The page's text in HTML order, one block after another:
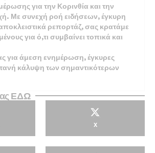
για την Κορινθία και την
Με συνεχή ροή ειδήσεων, έγκυρη
ρεπορτάζ, σας κρατάμε
για ό,τι συμβαίνει τοπικά και
για άμεση ενημέρωση, έγκυρες
κάλυψη των σημαντικότερων
ΕΔΩ
X